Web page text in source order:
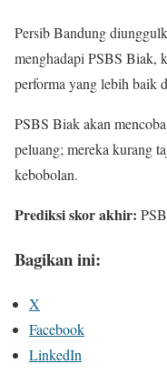
Persib Bandung
menghadapi PSBS Biak,
performa yang lebih baik
PSBS Biak akan
peluang; mereka kurang
kebobolan.
Prediksi skor akhir:
Bagikan ini:
X
Facebook
LinkedIn